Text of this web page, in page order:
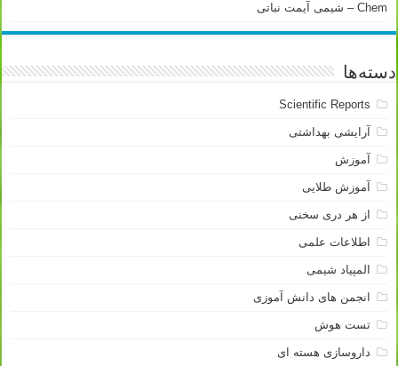
Chem – شیمی آیمت نباتی
دسته‌ها
Scientific Reports
آرایشی بهداشتی
آموزش
آموزش طلایی
از هر دری سخنی
اطلاعات علمی
المپیاد شیمی
انجمن های دانش آموزی
تست هوش
داروسازی هسته ای